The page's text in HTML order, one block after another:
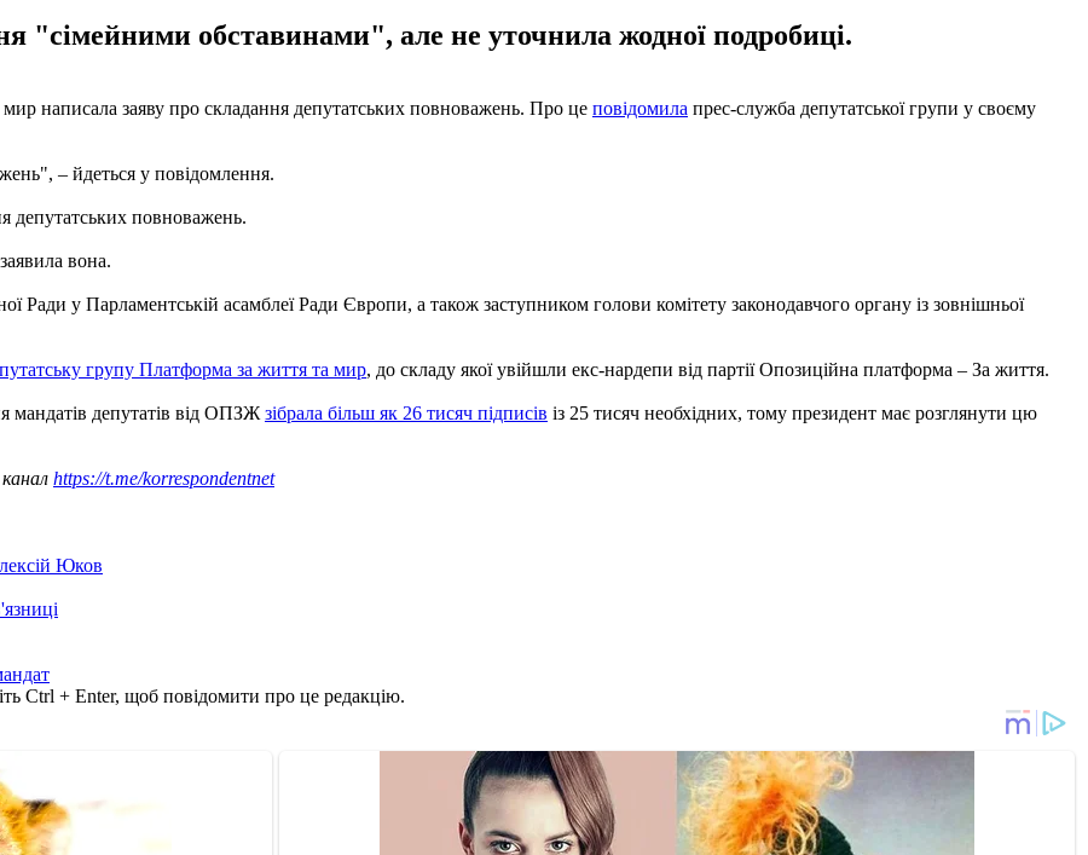
"сімейними обставинами", але не уточнила жодної подробиці.
написала заяву про складання депутатських повноважень. Про це повідомила прес-служба депутатської групи у своєму
– йдеться у повідомлення.
депутатських повноважень.
вона.
Ради у Парламентській асамблеї Ради Європи, а також заступником голови комітету законодавчого органу із зовнішньої
групу Платформа за життя та мир, до складу якої увійшли екс-нардепи від партії Опозиційна платформа – За життя.
мандатів депутатів від ОПЗЖ зібрала більш як 26 тисяч підписів із 25 тисяч необхідних, тому президент має розглянути цю
https://t.me/korrespondentnet
Юков
Ctrl + Enter, щоб повідомити про це редакцію.